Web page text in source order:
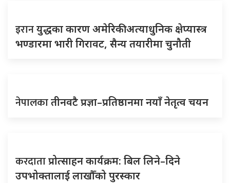
इरानयुद्धका कारण अमेरिकी अत्याधुनिक क्षेप्यास्त्र
भण्डारमा भारी गिरावट, सैन्य तयारीमा चुनौती
नेपालकातीनवटै प्रज्ञा–प्रतिष्ठानमा नयाँ नेतृत्व चयन
करदाताप्रोत्साहन कार्यक्रम: बिल लिने–दिने
उपभोक्तालाई लाखौँको पुरस्कार